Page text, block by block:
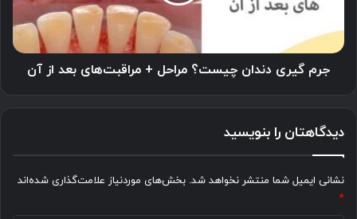
مراقبت‌های
بعد
از
جرم گیری دندان چیست؟ مراحل + مراقبت‌های بعد از آن
دیدگاهتان را بنویسید
نشانی ایمیل شما منتشر نخواهد شد. بخش‌های موردنیاز علامت‌گذاری شده‌اند
*